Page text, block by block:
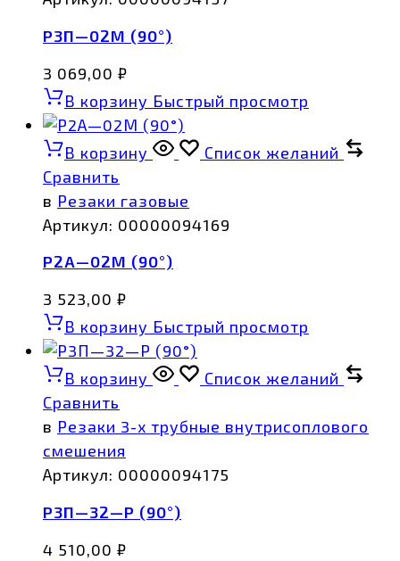
Р3П—02М (90°)
3 069,00 ₽
В корзину Быстрый просмотр
В корзину
Список желаний
Сравнить
в Резаки газовые
Артикул: 00000094169
Р2А—02М (90°)
3 523,00 ₽
В корзину Быстрый просмотр
В корзину
Список желаний
Сравнить
в Резаки 3-х трубные внутрисоплового
смешения
Артикул: 00000094175
Р3П—32—Р (90°)
4 510,00 ₽